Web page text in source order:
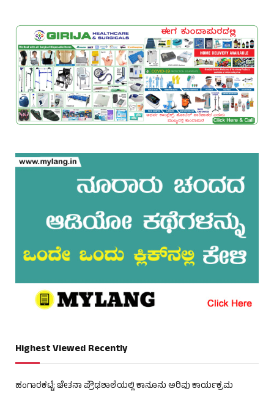
Highest Viewed Recently
ಹಂಗಾರಕಟ್ಟೆ: ಚೇತನಾ ಪ್ರೌಢಶಾಲೆಯಲ್ಲಿ ಕಾನೂನು ಅರಿವು ಕಾರ್ಯಕ್ರಮ